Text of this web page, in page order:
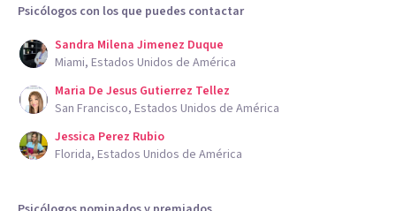
Psicólogos con los que puedes contactar
Sandra Milena Jimenez Duque
Miami, Estados Unidos de América
Maria De Jesus Gutierrez Tellez
San Francisco, Estados Unidos de América
Jessica Perez Rubio
Florida, Estados Unidos de América